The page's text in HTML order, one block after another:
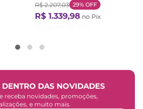
R$ 2.207,03 29% OFF
R$ 1.339,98 no Pix
DAS NOVIDADES
receba novidades, promoções,
e muito mais.